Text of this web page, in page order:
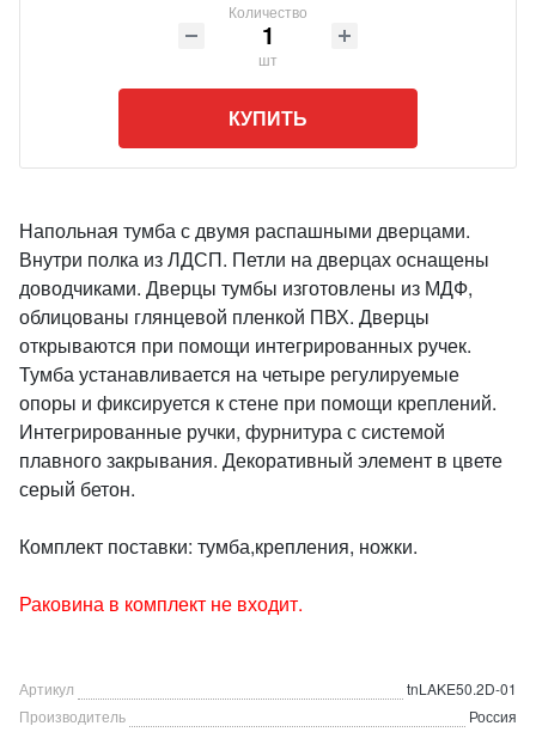
Количество
шт
КУПИТЬ
Напольная тумба с двумя распашными дверцами.
Внутри полка из ЛДСП. Петли на дверцах оснащены
доводчиками. Дверцы тумбы изготовлены из МДФ,
облицованы глянцевой пленкой ПВХ. Дверцы
открываются при помощи интегрированных ручек.
Тумба устанавливается на четыре регулируемые
опоры и фиксируется к стене при помощи креплений.
Интегрированные ручки, фурнитура с системой
плавного закрывания. Декоративный элемент в цвете
серый бетон.
Комплект поставки: тумба,крепления, ножки.
Раковина в комплект не входит.
Артикул
tnLAKE50.2D-01
Производитель
Россия